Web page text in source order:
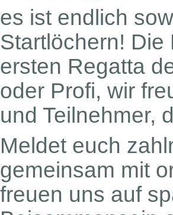
es ist endlich
Startlöchern!
ersten Regatta
oder Profi, wir
und Teilnehmer,
Meldet euch
gemeinsam mit
freuen uns auf